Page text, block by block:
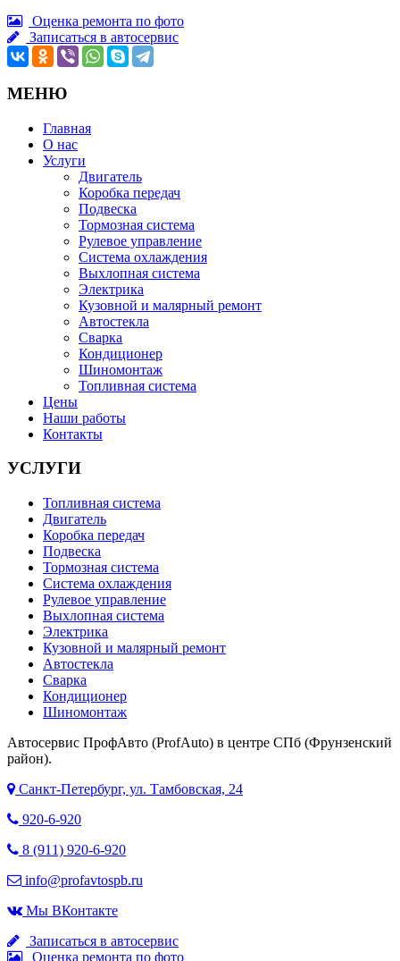
Оценка ремонта по фото
Записаться в автосервис
МЕНЮ
Главная
О нас
Услуги
Двигатель
Коробка передач
Подвеска
Тормозная система
Рулевое управление
Система охлаждения
Выхлопная система
Электрика
Кузовной и малярный ремонт
Автостекла
Сварка
Кондиционер
Шиномонтаж
Топливная система
Цены
Наши работы
Контакты
УСЛУГИ
Топливная система
Двигатель
Коробка передач
Подвеска
Тормозная система
Система охлаждения
Рулевое управление
Выхлопная система
Электрика
Кузовной и малярный ремонт
Автостекла
Сварка
Кондиционер
Шиномонтаж
Автосервис ПрофАвто (ProfAuto) в центре СПб (Фрунзенский
район).
Санкт-Петербург, ул. Тамбовская, 24
920-6-920
8 (911) 920-6-920
info@profavtospb.ru
Мы ВКонтакте
Записаться в автосервис
Оценка ремонта по фото